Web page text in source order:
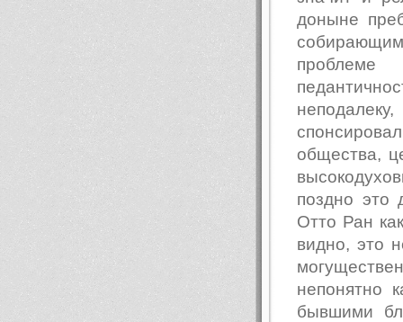
доныне
общества,
поздно это
Отто Ран
видно, это
непонятно
бывшими